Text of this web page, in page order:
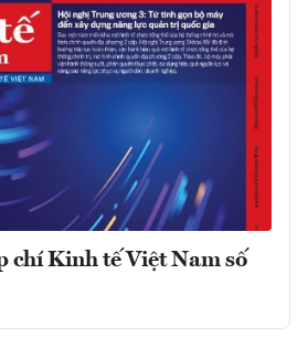
chí Kinh tế Việt Nam số